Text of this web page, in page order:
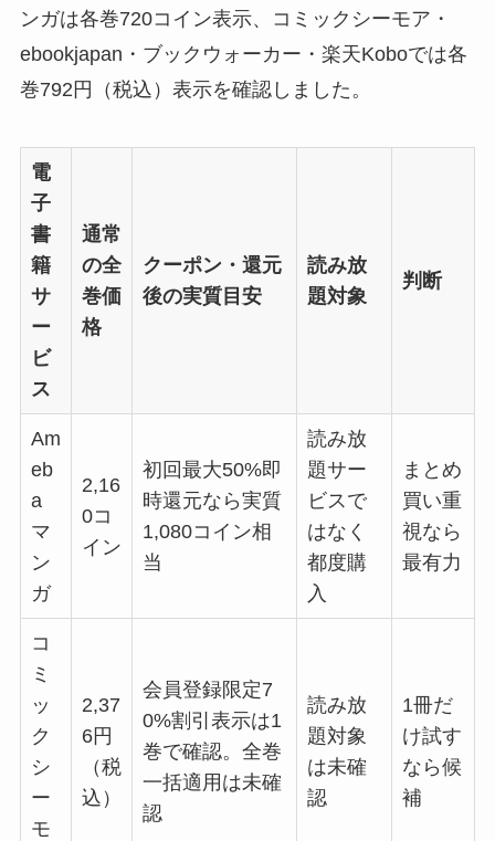
ンガは各巻720コイン表示、コミックシーモア・
ebookjapan・ブックウォーカー・楽天Koboでは各
巻792円（税込）表示を確認しました。
電
子
書
籍
サ
ー
ビ
ス
通常
の全
巻価
格
クーポン・還元
後の実質目安
読み放
題対象
判断
Am
eb
a
マ
ン
ガ
2,16
0コ
イン
初回最大50%即
時還元なら実質
1,080コイン相
当
読み放
題サー
ビスで
はなく
都度購
入
まとめ
買い重
視なら
最有力
コ
ミ
ッ
ク
シ
ー
モ
2,37
6円
（税
込）
会員登録限定7
0%割引表示は1
巻で確認。全巻
一括適用は未確
認
読み放
題対象
は未確
認
1冊だ
け試す
なら候
補